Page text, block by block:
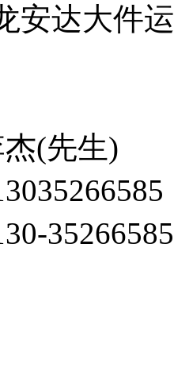
安达大件
(先生)
35266585